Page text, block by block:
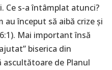
Ce s-a întâmplat atunci?
au început să aibă crize și
Mai important însă
biserica din
ascultătoare de Planul